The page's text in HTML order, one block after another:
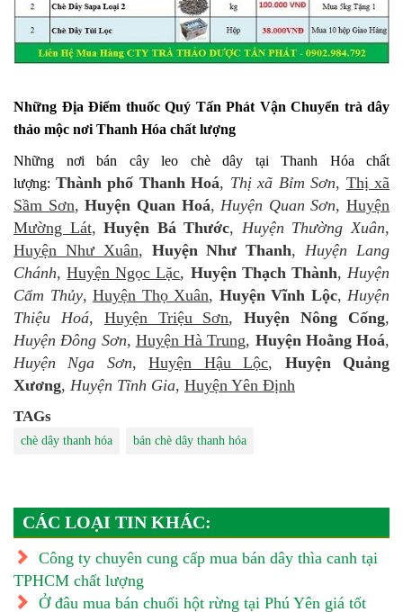
Những Địa Điểm thuốc Quý Tấn Phát Vận Chuyển trà dây
thảo mộc nơi Thanh Hóa chất lượng
Những nơi bán cây leo chè dây tại Thanh Hóa chất
lượng: Thành phố Thanh Hoá, Thị xã Bỉm Sơn, Thị xã
Sầm Sơn,Huyện Quan Hoá, Huyện Quan Sơn, Huyện
Mường Lát,Huyện Bá Thước, Huyện Thường Xuân,
Huyện Như Xuân, Huyện Như Thanh, Huyện Lang
Chánh,Huyện Ngọc Lặc, Huyện Thạch Thành, Huyện
Cẩm Thủy, Huyện Thọ Xuân, Huyện Vĩnh Lộc, Huyện
Thiệu Hoá, Huyện Triệu Sơn,Huyện Nông Cống,
Huyện Đông Sơn, Huyện Hà Trung, Huyện Hoằng Hoá,
Huyện Nga Sơn,Huyện Hậu Lộc, Huyện Quảng
Xương, Huyện Tĩnh Gia, Huyện Yên Định
TAGs
chè dây thanh hóa bán chè dây thanh hóa
CÁC LOẠI TIN KHÁC:
Công ty chuyên cung cấp mua bán dây thìa canh tại
TPHCM chất lượng
Ở đâu mua bán chuối hột rừng tại Phú Yên giá tốt